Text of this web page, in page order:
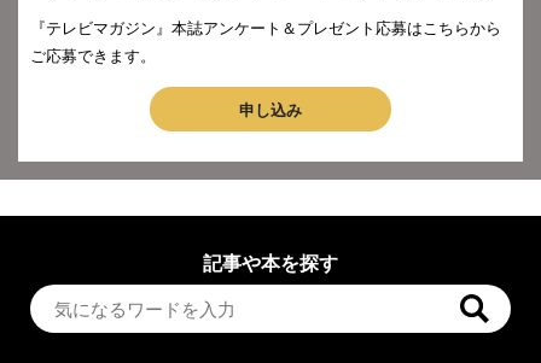
『テレビマガジン』本誌アンケート＆プレゼント応募はこちらから
ご応募できます。
申し込み
記事や本を探す